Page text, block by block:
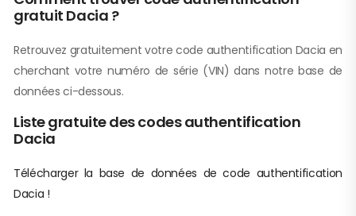
gratuit Dacia ?
Retrouvez gratuitement votre code authentification Dacia en
cherchant votre numéro de série (VIN) dans notre base de
données ci-dessous.
Liste gratuite des codes authentification
Dacia
Télécharger la base de données de code authentification
Dacia !